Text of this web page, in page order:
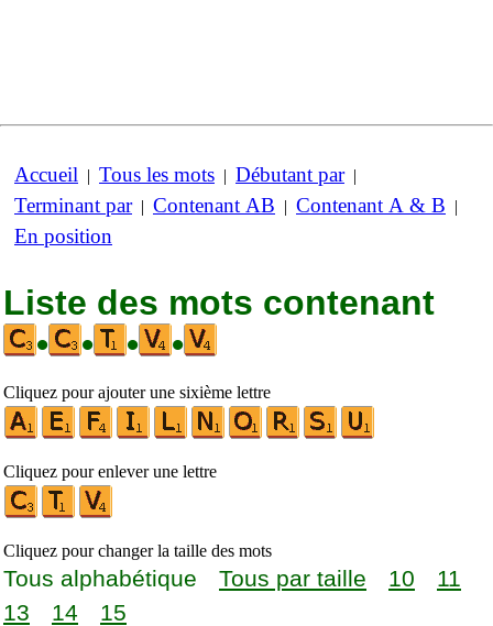
Accueil | Tous les mots | Débutant par|
Terminant par| Contenant AB | Contenant A & B |
En position
Liste des mots contenant
•
• • •
Cliquez pour ajouter une sixième lettre
Cliquez pour enlever une lettre
Cliquez pour changer la taille des mots
Tous alphabétique Tous par taille 10
11
13
14 15